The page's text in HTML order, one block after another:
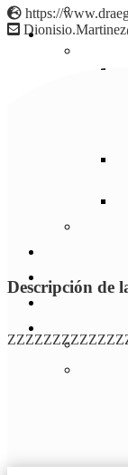
https://
Descripción de